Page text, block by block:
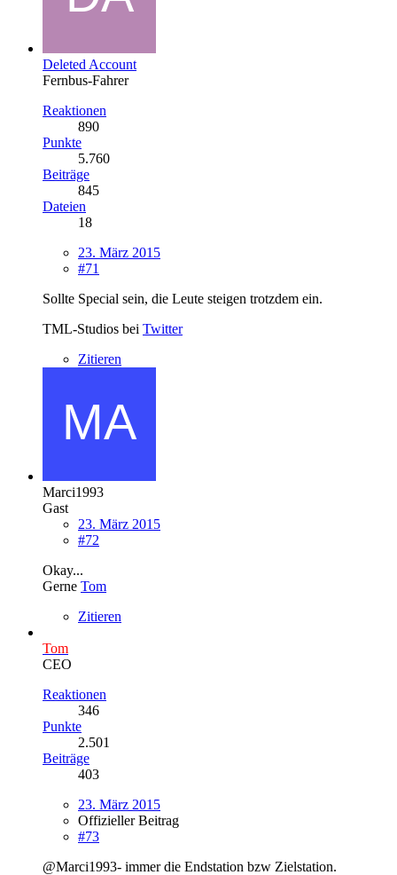
Deleted Account
Fernbus-Fahrer
Reaktionen
890
Punkte
5.760
Beiträge
845
Dateien
18
23. März 2015
#71
Sollte Special sein, die Leute steigen trotzdem ein.
TML-Studios bei Twitter
Zitieren
Marci1993
Gast
23. März 2015
#72
Okay...
Gerne Tom
Zitieren
Tom
CEO
Reaktionen
346
Punkte
2.501
Beiträge
403
23. März 2015
Offizieller Beitrag
#73
@Marci1993- immer die Endstation bzw Zielstation.